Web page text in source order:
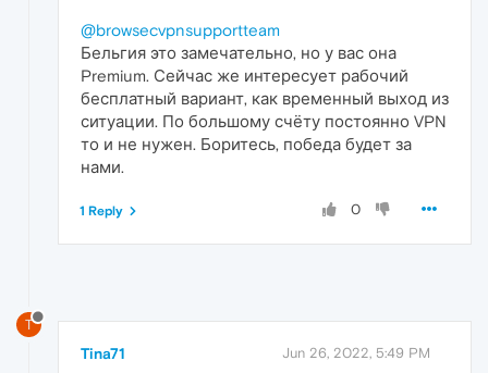
@browsecvpnsupportteam
Бельгия это замечательно, но у вас она
Premium. Сейчас же интересует рабочий
бесплатный вариант, как временный выход из
ситуации. По большому счёту постоянно VPN
то и не нужен. Боритесь, победа будет за
нами.
0
1 Reply
T
Tina71 Jun 26, 2022, 5:49 PM